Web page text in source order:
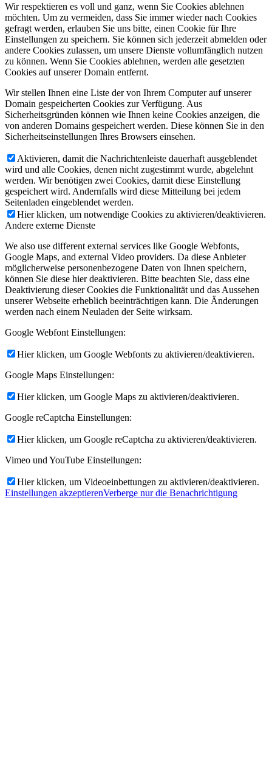
Wir respektieren es voll und ganz, wenn Sie Cookies ablehnen
möchten. Um zu vermeiden, dass Sie immer wieder nach Cookies
gefragt werden, erlauben Sie uns bitte, einen Cookie für Ihre
Einstellungen zu speichern. Sie können sich jederzeit abmelden oder
andere Cookies zulassen, um unsere Dienste vollumfänglich nutzen
zu können. Wenn Sie Cookies ablehnen, werden alle gesetzten
Cookies auf unserer Domain entfernt.
Wir stellen Ihnen eine Liste der von Ihrem Computer auf unserer
Domain gespeicherten Cookies zur Verfügung. Aus
Sicherheitsgründen können wie Ihnen keine Cookies anzeigen, die
von anderen Domains gespeichert werden. Diese können Sie in den
Sicherheitseinstellungen Ihres Browsers einsehen.
Aktivieren, damit die Nachrichtenleiste dauerhaft ausgeblendet
wird und alle Cookies, denen nicht zugestimmt wurde, abgelehnt
werden. Wir benötigen zwei Cookies, damit diese Einstellung
gespeichert wird. Andernfalls wird diese Mitteilung bei jedem
Seitenladen eingeblendet werden.
Hier klicken, um notwendige Cookies zu aktivieren/deaktivieren.
Andere externe Dienste
We also use different external services like Google Webfonts,
Google Maps, and external Video providers. Da diese Anbieter
möglicherweise personenbezogene Daten von Ihnen speichern,
können Sie diese hier deaktivieren. Bitte beachten Sie, dass eine
Deaktivierung dieser Cookies die Funktionalität und das Aussehen
unserer Webseite erheblich beeinträchtigen kann. Die Änderungen
werden nach einem Neuladen der Seite wirksam.
Google Webfont Einstellungen:
Hier klicken, um Google Webfonts zu aktivieren/deaktivieren.
Google Maps Einstellungen:
Hier klicken, um Google Maps zu aktivieren/deaktivieren.
Google reCaptcha Einstellungen:
Hier klicken, um Google reCaptcha zu aktivieren/deaktivieren.
Vimeo und YouTube Einstellungen:
Hier klicken, um Videoeinbettungen zu aktivieren/deaktivieren.
Einstellungen akzeptierenVerberge nur die Benachrichtigung